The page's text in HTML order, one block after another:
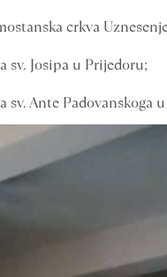
crkva
sv. Josipa u Prijedoru;
sv. Ante Padovanskoga